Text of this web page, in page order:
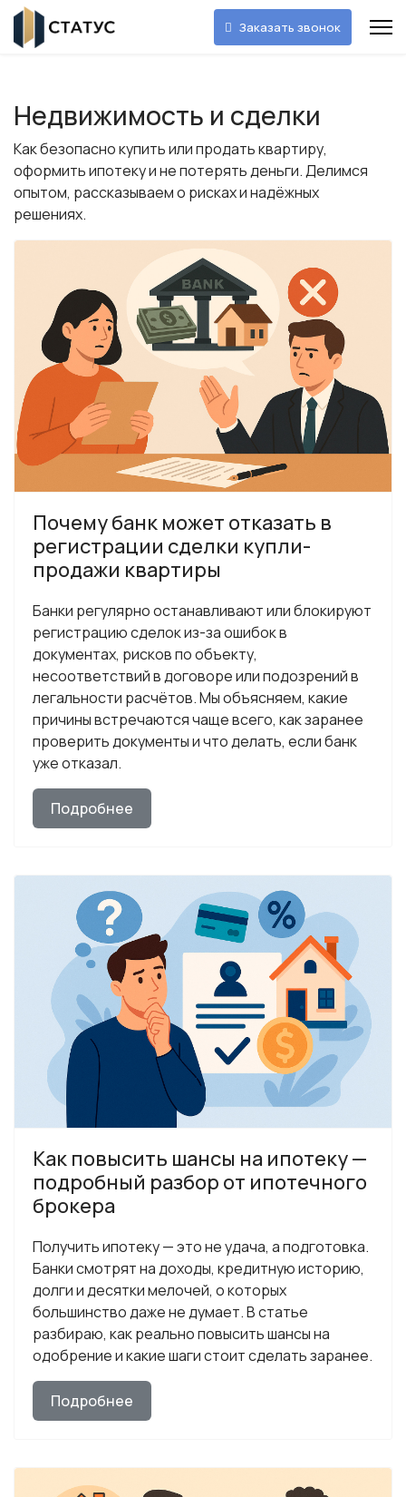
Заказать звонок
Недвижимость и сделки
Как безопасно купить или продать квартиру,
оформить ипотеку и не потерять деньги. Делимся
опытом, рассказываем о рисках и надёжных
решениях.
Почему банк может отказать в
регистрации сделки купли-
продажи квартиры
Банки регулярно останавливают или блокируют
регистрацию сделок из-за ошибок в
документах, рисков по объекту,
несоответствий в договоре или подозрений в
легальности расчётов. Мы объясняем, какие
причины встречаются чаще всего, как заранее
проверить документы и что делать, если банк
уже отказал.
Подробнее
Как повысить шансы на ипотеку —
подробный разбор от ипотечного
брокера
Получить ипотеку — это не удача, а подготовка.
Банки смотрят на доходы, кредитную историю,
долги и десятки мелочей, о которых
большинство даже не думает. В статье
разбираю, как реально повысить шансы на
одобрение и какие шаги стоит сделать заранее.
Подробнее